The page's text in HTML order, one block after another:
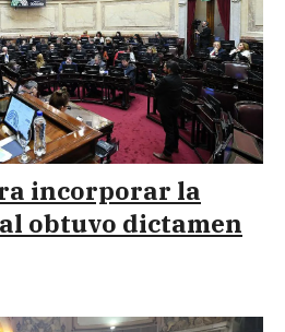
incorporar la
obtuvo dictamen